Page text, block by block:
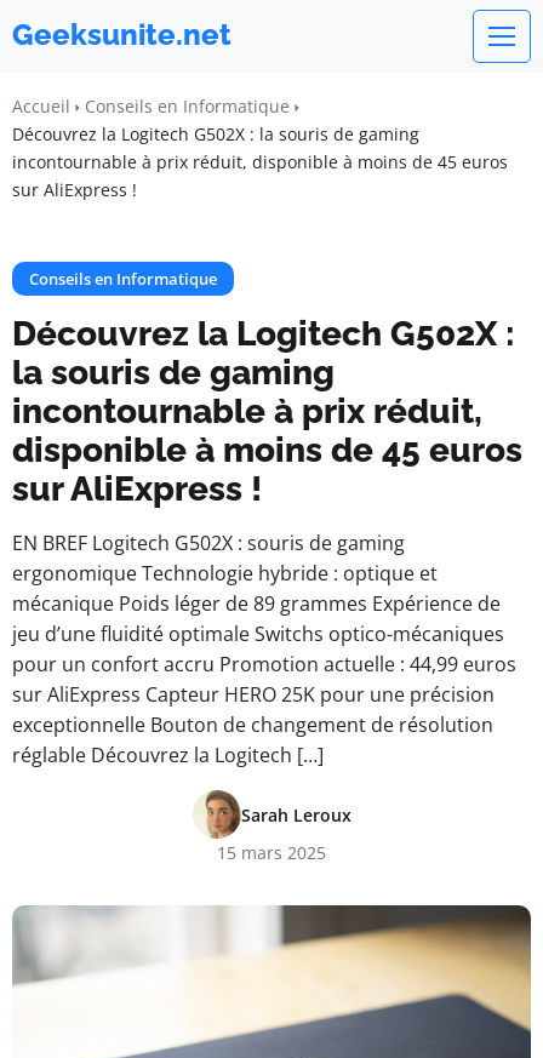
Geeksunite.net
Accueil
Conseils en Informatique
Découvrez la Logitech G502X : la souris de gaming
incontournable à prix réduit, disponible à moins de 45 euros
sur AliExpress !
Conseils en Informatique
Découvrez la Logitech G502X :
la souris de gaming
incontournable à prix réduit,
disponible à moins de 45 euros
sur AliExpress !
EN BREF Logitech G502X : souris de gaming
ergonomique Technologie hybride : optique et
mécanique Poids léger de 89 grammes Expérience de
jeu d’une fluidité optimale Switchs optico-mécaniques
pour un confort accru Promotion actuelle : 44,99 euros
sur AliExpress Capteur HERO 25K pour une précision
exceptionnelle Bouton de changement de résolution
réglable Découvrez la Logitech […]
Sarah Leroux
15 mars 2025